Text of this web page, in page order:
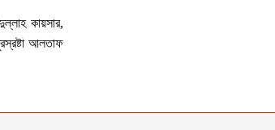
কায়সার,
আলতাফ